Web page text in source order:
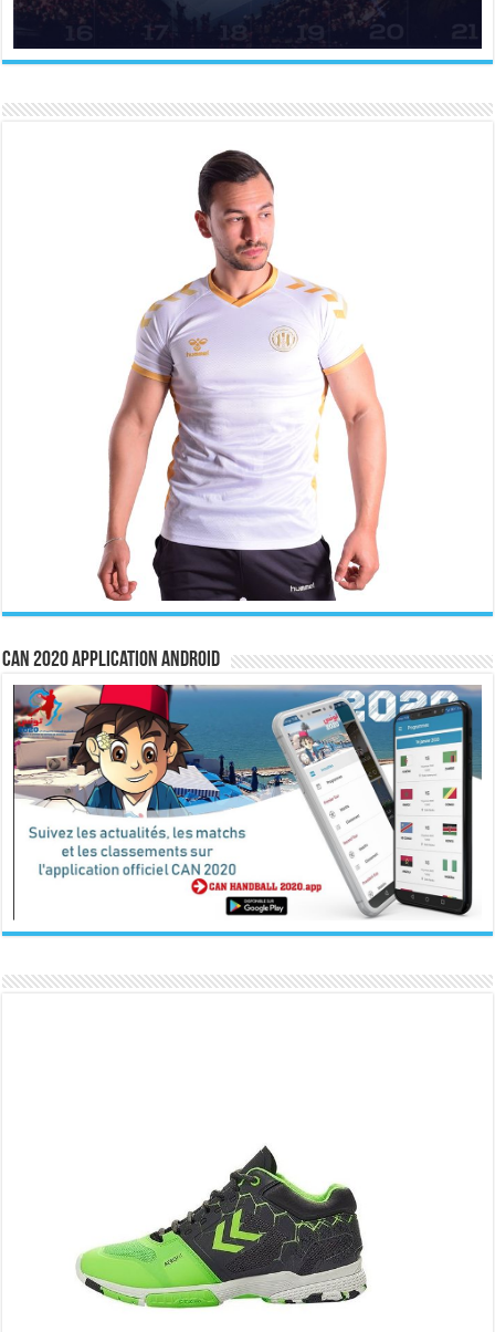
CAN 2020 Application Android